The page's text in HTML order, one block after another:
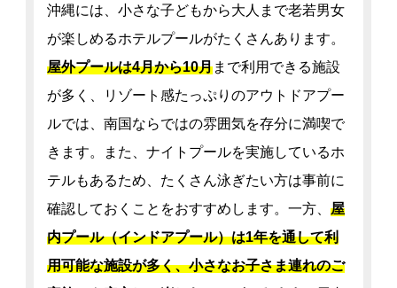
沖縄には、小さな子どもから大人まで老若男女
が楽しめるホテルプールがたくさんあります。
屋外プールは4月から10月まで利用できる施設
が多く、リゾート感たっぷりのアウトドアプー
ルでは、南国ならではの雰囲気を存分に満喫で
きます。また、ナイトプールを実施しているホ
テルもあるため、たくさん泳ぎたい方は事前に
確認しておくことをおすすめします。一方、 屋
内プール（インドアプール）は1年を通して利
用可能な施設が多く、小さなお子さま連れのご